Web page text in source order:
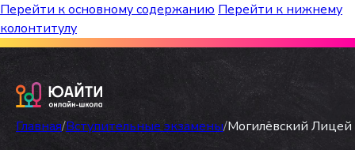
Перейти к основному содержанию Перейти к нижнему
колонтитулу
Бесплатный марафон к топ-школам!
Главная/Вступительные экзамены/Могилёвский